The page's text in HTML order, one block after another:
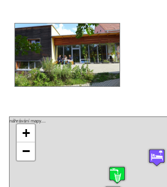
náhrávání mapy....
+
−